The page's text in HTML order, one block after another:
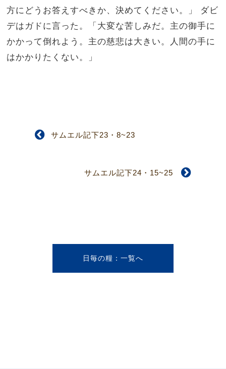
方にどうお答えすべきか、決めてください。」 ダビ
デはガドに言った。「大変な苦しみだ。主の御手に
かかって倒れよう。主の慈悲は大きい。人間の手に
はかかりたくない。」
サムエル記下23・8~23
サムエル記下24・15~25
日毎の糧